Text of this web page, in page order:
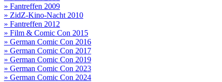
» Fantreffen 2009
» ZidZ-Kino-Nacht 2010
» Fantreffen 2012
» Film & Comic Con 2015
» German Comic Con 2016
» German Comic Con 2017
» German Comic Con 2019
» German Comic Con 2023
» German Comic Con 2024